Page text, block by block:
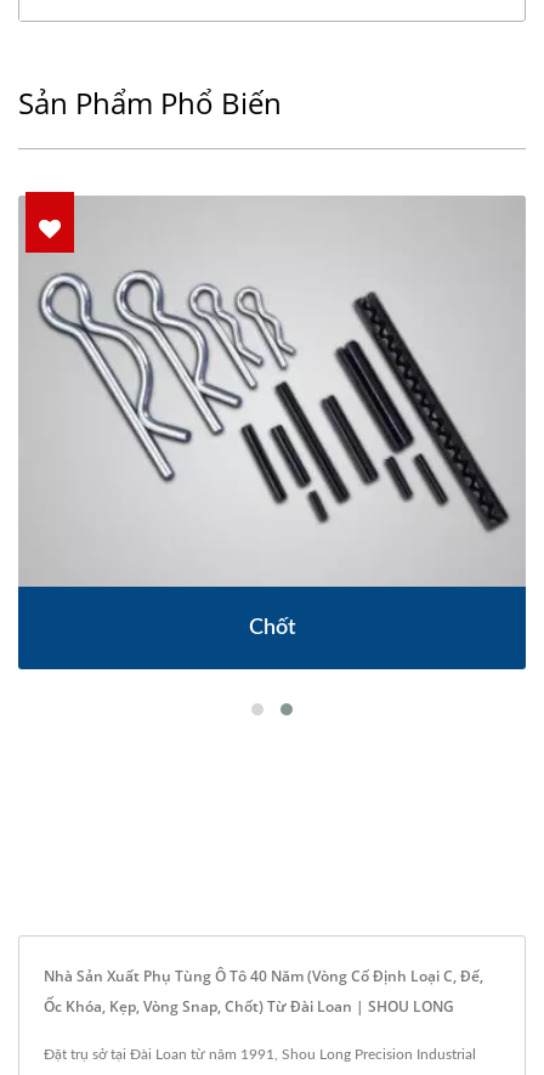
Sản Phẩm Phổ Biến
Chốt
Nhà Sản Xuất Phụ Tùng Ô Tô 40 Năm (vòng Cố Định Loại C, Đế,
Ốc Khóa, Kẹp, Vòng Snap, Chốt) Từ Đài Loan | SHOU LONG
Đặt trụ sở tại Đài Loan từ năm 1991, Shou Long Precision Industrial